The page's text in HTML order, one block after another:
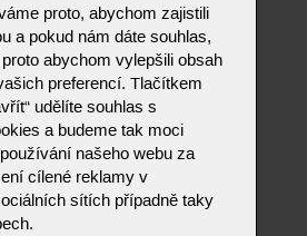
proto, abychom zajistili
a pokud nám dáte souhlas,
abychom vylepšili obsah
preferencí. Tlačítkem
udělíte souhlas s
a budeme tak moci
našeho webu za
cílené reklamy v
sítích případně taky